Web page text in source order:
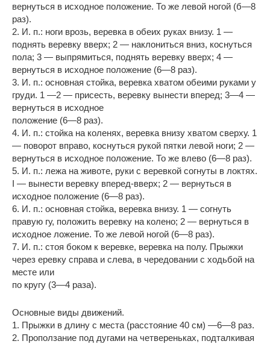
вернуться в исходное положение. То же левой ногой (б—8
раз).
2. И. п.: ноги врозь, веревка в обеих руках внизу. 1 —
поднять веревку вверх; 2 — наклониться вниз, коснуться
пола; 3 — выпрямиться, поднять веревку вверх; 4 —
вернуться в исходное положение (6—8 раз).
3. И. п.: основная стойка, веревка хватом обеими руками у
груди. 1 —2 — присесть, веревку вынести вперед; 3—4 —
вернуться в исходное
положение (6—8 раз).
4. И. п.: стойка на коленях, веревка внизу хватом сверху. 1
— поворот вправо, коснуться рукой пятки левой ноги; 2 —
вернуться в исходное положение. То же влево (6—8 раз).
5. И. п.: лежа на животе, руки с веревкой согнуты в локтях.
I — вынести веревку вперед-вверх; 2 — вернуться в
исходное положение (6—8 раз).
6. И. п.: основная стойка, веревка внизу. 1 — согнуть
правую гу, положить веревку на колено; 2 — вернуться в
исходное ложение. То же левой ногой (6—8 раз).
7. И. п.: стоя боком к веревке, веревка на полу. Прыжки
через еревку справа и слева, в чередовании с ходьбой на
месте или
по кругу (3—4 раза).
Основные виды движений.
1. Прыжки в длину с места (расстояние 40 см) —6—8 раз.
2. Проползание под дугами на четвереньках, подталкивая